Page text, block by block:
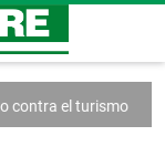
Francia